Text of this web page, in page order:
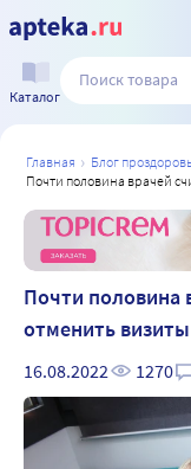
Каталог
главная блог
почти половина врачей
Почти половина
отменить
16.08.2022 1270